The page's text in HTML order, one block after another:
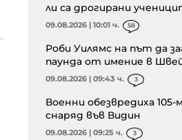
ли са дрогирани
09.08.2026 | 10:01 ч. 58
Роби Уилямс на път да
паунда от имение в
09.08.2026 | 09:43 ч. 3
Военни обезвредиха
снаряд във Видин
09.08.2026 | 09:25 ч. 3